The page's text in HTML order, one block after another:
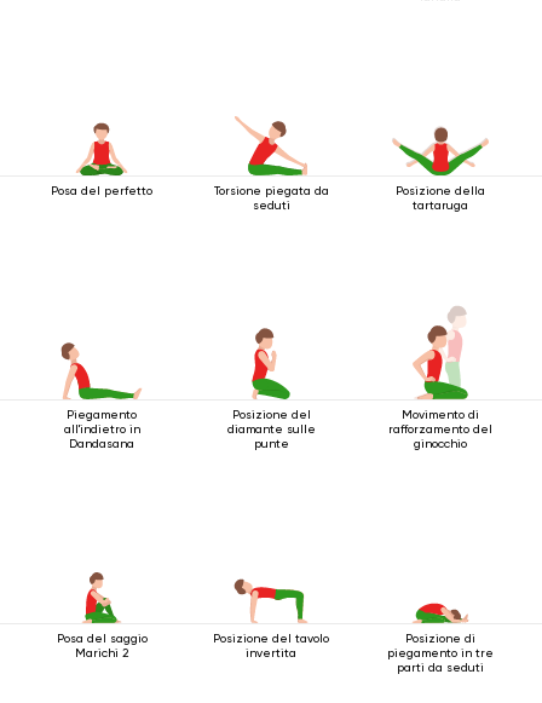
Posa del perfetto
Torsione piegata da
seduti
Posizione della
tartaruga
Piegamento
all'indietro in
Dandasana
Posizione del
diamante sulle
punte
Movimento di
rafforzamento del
ginocchio
Posa del saggio
Marichi 2
Posizione del tavolo
invertita
Posizione di
piegamento in tre
parti da seduti